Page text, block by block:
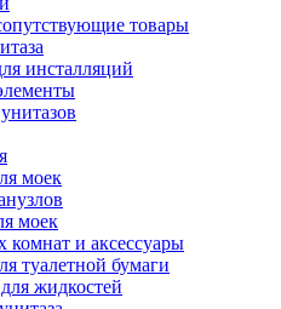
товары
инсталляций
моек
моек
комнат и аксессуары
туалетной бумаги
жидкостей